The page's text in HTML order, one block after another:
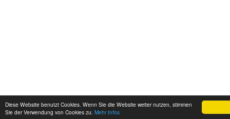
Diese Website benutzt Cookies. Wenn Sie die Website weiter nutzen, stimmen
Sie der Verwendung von Cookies zu. Mehr Infos